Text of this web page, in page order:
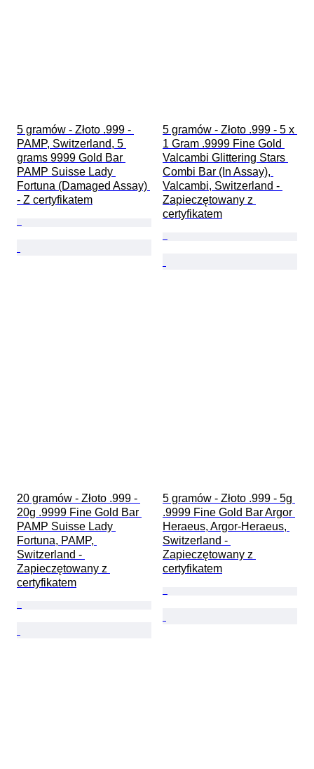
5 gramów - Złoto .999 -
PAMP, Switzerland, 5
grams 9999 Gold Bar
PAMP Suisse Lady
Fortuna (Damaged Assay)
- Z certyfikatem
5 gramów - Złoto .999 - 5 x
1 Gram .9999 Fine Gold
Valcambi Glittering Stars
Combi Bar (In Assay),
Valcambi, Switzerland -
Zapieczętowany z
certyfikatem
20 gramów - Złoto .999 -
20g .9999 Fine Gold Bar
PAMP Suisse Lady
Fortuna, PAMP,
Switzerland -
Zapieczętowany z
certyfikatem
5 gramów - Złoto .999 - 5g
.9999 Fine Gold Bar Argor
Heraeus, Argor-Heraeus,
Switzerland -
Zapieczętowany z
certyfikatem